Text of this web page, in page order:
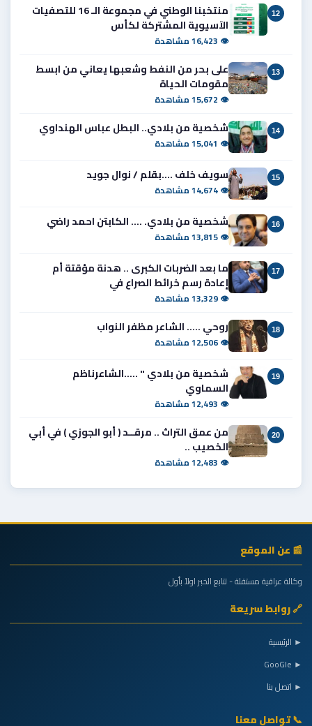
12
منتخبنا الوطني في مجموعة الـ 16 للتصفيات
الآسيوية المشتركة لكأس
👁 16,423 مشاهدة
13
على بحر من النفط وشعبها يعاني من ابسط
مقومات الحياة
👁 15,672 مشاهدة
14 شخصية من بلادي.. البطل عباس الهنداوي
👁 15,041 مشاهدة
15 سويف خلف ....بقلم / نوال جويد
👁 14,674 مشاهدة
16 شخصية من بلادي. .... الكابتن احمد راضي
👁 13,815 مشاهدة
17
ما بعد الضربات الكبرى .. هدنة مؤقتة أم
إعادة رسم خرائط الصراع في
👁 13,329 مشاهدة
18 روحي ..... الشاعر مظفر النواب
👁 12,506 مشاهدة
19
شخصية من بلادي " .....الشاعرناظم
السماوي
👁 12,493 مشاهدة
20
من عمق التراث .. مرقــد ( أبو الجوزي ) في أبي
الخصيب ..
👁 12,483 مشاهدة
📰 عن الموقع
وكالة عراقية مستقلة - تتابع الخبر اولاً بأول
🔗 روابط سريعة
► الرئيسية
► GooGle
► اتصل بنا
📞 تواصل معنا